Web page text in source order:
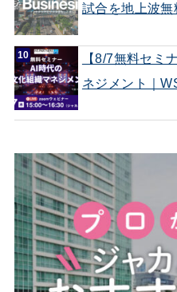
試合を地上波無
【8/7無料セミ
ネジメント｜